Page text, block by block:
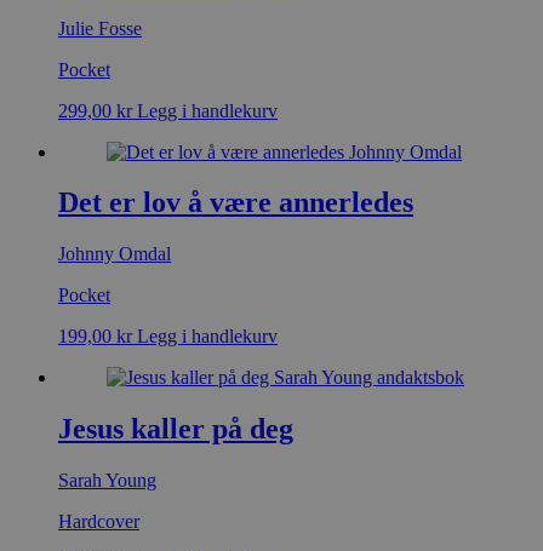
Julie Fosse
Pocket
299,00 kr Legg i handlekurv
Det er lov å være annerledes
Johnny Omdal
Pocket
199,00 kr Legg i handlekurv
Jesus kaller på deg
Sarah Young
Hardcover